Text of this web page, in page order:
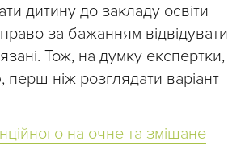
дитину до закладу освіти
за бажанням відвідувати
Тож, на думку експертки,
перш ніж розглядати варіант
на очне та змішане